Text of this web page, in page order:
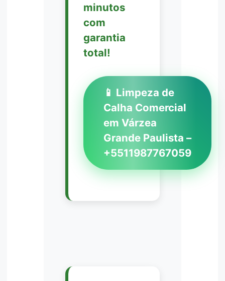
minutos
com
garantia
total!
📱 Limpeza de
Calha Comercial
em Várzea
Grande Paulista –
+5511987767059